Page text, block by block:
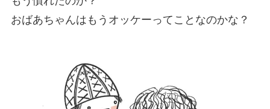
おばあちゃんはもうオッケーってことなのかな？